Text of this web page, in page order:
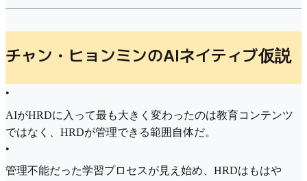
チャン・ヒョンミンのAIネイティブ仮説
•
AIがHRDに入って最も大きく変わったのは教育コンテンツ
ではなく、HRDが管理できる範囲自体だ。
•
管理不能だった学習プロセスが見え始め、HRDはもはや